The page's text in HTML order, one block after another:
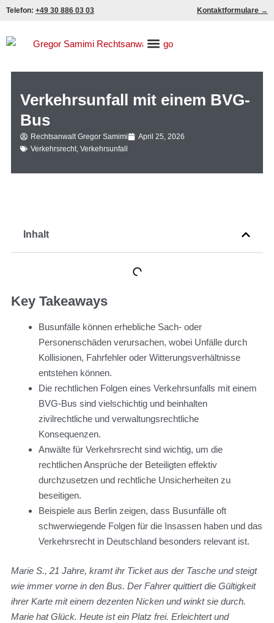
Zum
springen
Telefon: +49 30 886 03 03 Kontaktformulare →
Verkehrsunfall mit einem BVG-
Bus
Rechtsanwalt Gregor Samimi
April 25, 2026
Verkehrsrecht,Verkehrsunfall
Inhalt
Key Takeaways
Busunfälle können erhebliche Sach- oder
Personenschäden verursachen, wobei Unfälle durch
Kollisionen, Fahrfehler oder Witterungsverhältnisse
entstehen können.
Die rechtlichen Folgen eines Verkehrsunfalls mit einem
BVG-Bus sind vielschichtig und beinhalten
zivilrechtliche und verwaltungsrechtliche
Konsequenzen.
Anwälte für Verkehrsrecht sind wichtig, um die
rechtlichen Ansprüche der Beteiligten effektiv
durchzusetzen und rechtliche Unsicherheiten zu
beseitigen.
Beispiele aus Berlin zeigen, dass Busunfälle oft
schwerwiegende Folgen für die Insassen haben und das
Verkehrsrecht in Deutschland besonders relevant ist.
Marie S., 21 Jahre, kramt ihr Ticket aus der Tasche und steigt
wie immer vorne in den Bus. Der Fahrer quittiert die Gültigkeit
ihrer Karte mit einem dezenten Nicken und winkt sie durch.
Marie hat Glück. Heute ist ein Platz frei. Erleichtert und